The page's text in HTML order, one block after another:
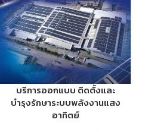
บริการออกแบบ ติดตั้งและ
บำรุงรักษาระบบพลังงานแสง
อาทิตย์